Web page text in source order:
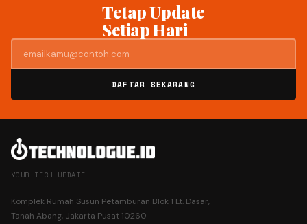
Tetap Update
Setiap Hari
DAFTAR SEKARANG
YOUR TECH UPDATE
Komplek Rumah Susun Petamburan Blok 1 Lt. Dasar,
Tanah Abang, Jakarta Pusat 10260